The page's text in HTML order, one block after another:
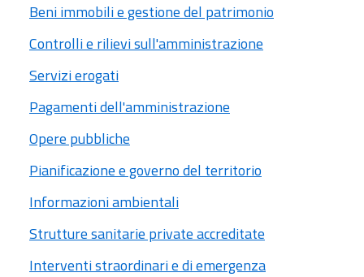
Beni immobili e gestione del patrimonio
Controlli e rilievi sull'amministrazione
Servizi erogati
Pagamenti dell'amministrazione
Opere pubbliche
Pianificazione e governo del territorio
Informazioni ambientali
Strutture sanitarie private accreditate
Interventi straordinari e di emergenza